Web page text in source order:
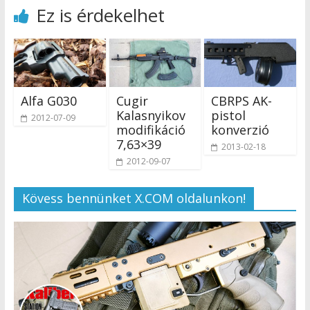
Ez is érdekelhet
Alfa G030
2012-07-09
Cugir
Kalasnyikov
modifikáció
7,63×39
2012-09-07
CBRPS AK-
pistol
konverzió
2013-02-18
Kövess bennünket X.COM oldalunkon!